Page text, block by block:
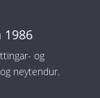
og
neytendur.